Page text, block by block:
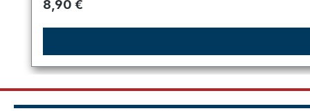
Regulärer Preis:
8,90 €